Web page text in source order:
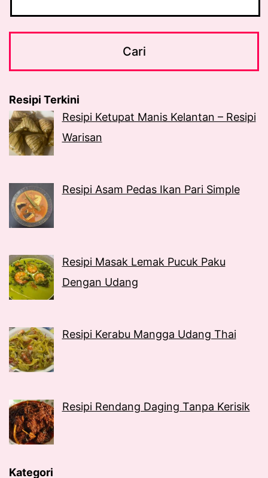
Resipi Terkini
Resipi Ketupat Manis Kelantan – Resipi
Warisan
Resipi Asam Pedas Ikan Pari Simple
Resipi Masak Lemak Pucuk Paku
Dengan Udang
Resipi Kerabu Mangga Udang Thai
Resipi Rendang Daging Tanpa Kerisik
Kategori